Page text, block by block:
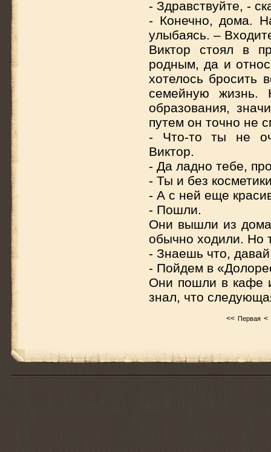
- Здравствуйте, -
- Конечно, дома.
улыбаясь. –
Виктор стоял в
родным, да и
хотелось бросить
семейную жизнь.
образования,
путем он точно не
- Что-то ты не
Виктор.
- Да ладно тебе,
- Ты и без
- А с ней еще
- Пошли.
Они вышли из дома
обычно ходили. Но
- Знаешь что,
- Пойдем в
Они пошли в кафе
знал, что
<< Первая <